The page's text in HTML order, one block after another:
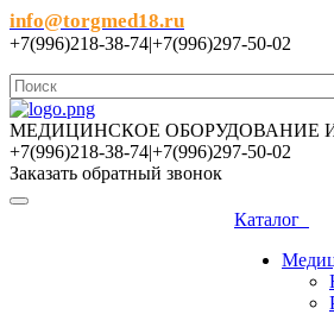
info@torgmed18.ru
+7(996)218-38-74|+7(996)297-50-02
МЕДИЦИНСКОЕ ОБОРУДОВАНИЕ
+7(996)218-38-74|+7(996)297-50-02
Заказать обратный звонок
Каталог